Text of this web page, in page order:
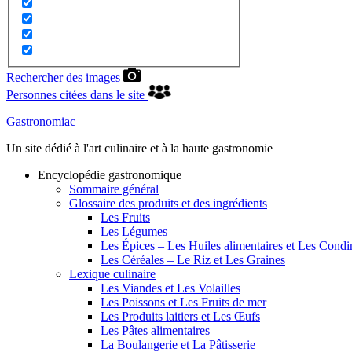
Rechercher des images
Personnes citées dans le site
Gastronomiac
Un site dédié à l'art culinaire et à la haute gastronomie
Encyclopédie gastronomique
Sommaire général
Glossaire des produits et des ingrédients
Les Fruits
Les Légumes
Les Épices – Les Huiles alimentaires et Les
Les Céréales – Le Riz et Les Graines
Lexique culinaire
Les Viandes et Les Volailles
Les Poissons et Les Fruits de mer
Les Produits laitiers et Les Œufs
Les Pâtes alimentaires
La Boulangerie et La Pâtisserie